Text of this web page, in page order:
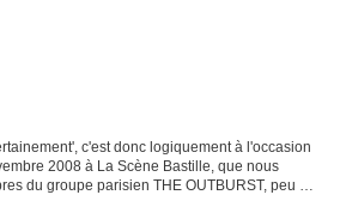
c'est donc logiquement à l'occasion
2008 à La Scène Bastille, que nous
du groupe parisien THE OUTBURST, peu de